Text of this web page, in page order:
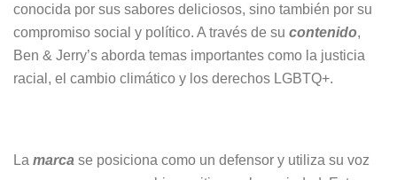
conocida por sus sabores deliciosos, sino también por su
compromiso social y político. A través de su contenido,
Ben & Jerry’s aborda temas importantes como la justicia
racial, el cambio climático y los derechos LGBTQ+.
La marca se posiciona como un defensor y utiliza su voz